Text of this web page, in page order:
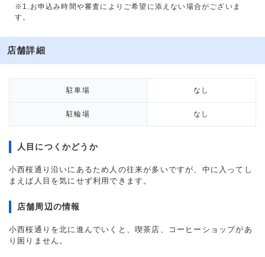
※1.お申込み時間や審査によりご希望に添えない場合がございま
す。
店舗詳細
駐車場 なし
駐輪場 なし
人目につくかどうか
小西桜通り沿いにあるため人の往来が多いですが、中に入ってし
まえば人目を気にせず利用できます。
店舗周辺の情報
小西桜通りを北に進んでいくと、喫茶店、コーヒーショップがあ
り困りません。